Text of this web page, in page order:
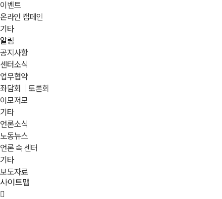
이벤트
온라인 캠페인
기타
알림
공지사항
센터소식
업무협약
좌담회｜토론회
이모저모
기타
언론소식
노동뉴스
언론 속 센터
기타
보도자료
사이트맵